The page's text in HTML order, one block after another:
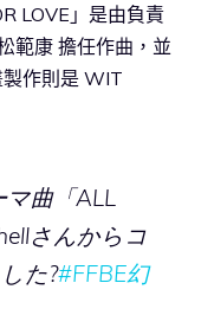
LOVE」是由負責
範康 擔任作曲，並
作則是 WIT
曲「ALL
さんからコ
た?#FFBE幻